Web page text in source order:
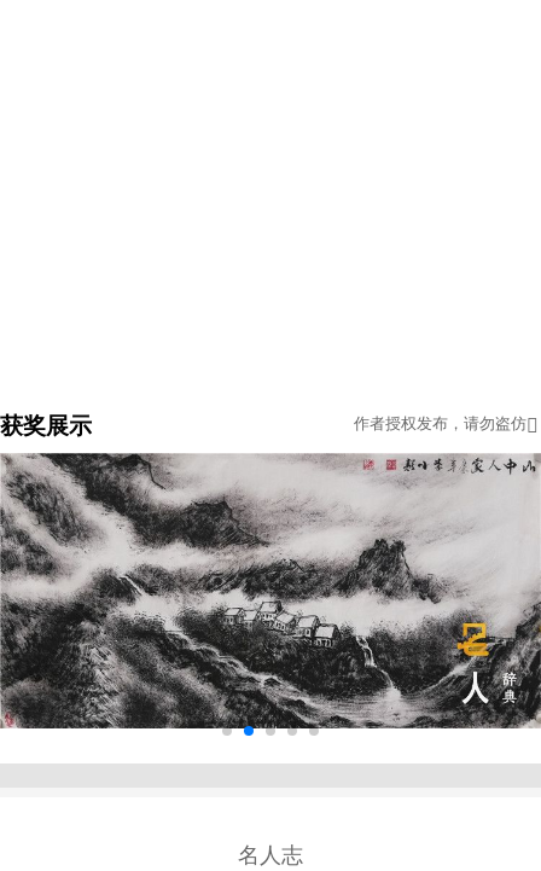
获奖展示 作者授权发布，请勿盗仿
名人志